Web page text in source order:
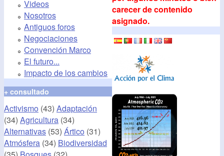
Videos
Nosotros
Antiguos foros
Negociaciones
Convención Marco
El futuro...
Impacto de los cambios
+ consultado
Activismo (43) Adaptación
(34) Agricultura (34)
Alternativas (53) Ártico (31)
Atmósfera (34) Biodiversidad
carecer de contenido
asignado.